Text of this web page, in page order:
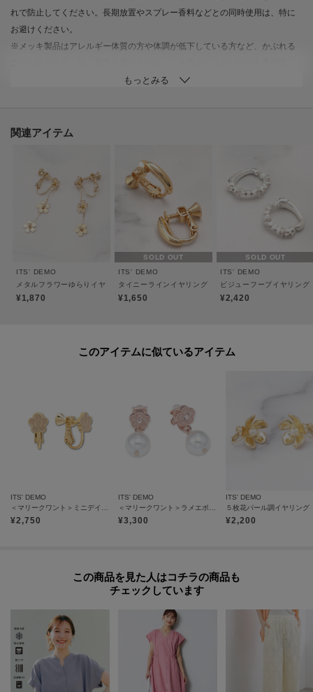
れで防止してください。長期放置やスプレー香料などとの同時使用は、特に
お避けください。
※メッキ製品はアレルギー体質の方や体調が低下している方など、かぶれる
切にご使用いただける様お願い申し上げます。
※照明の関係により、実際よりも色味が違って見える場合があります。ま
た、パソコン・スマートフォンなどの環境により、若干製品と画像のカラー
が異なる場合もございます。
関連アイテム
ITS' DEMO
メタルフラワーゆらりイヤリング
¥1,870
SOLD OUT
ITS' DEMO
タイニーラインイヤリング
¥1,650
SOLD OUT
ITS' DEMO
ビジューフープイヤリング
¥2,420
このアイテムに似ているアイテム
ITS' DEMO
¥2,750
ITS' DEMO
¥3,300
ITS' DEMO
５枚花パール調イヤリング
¥2,200
この商品を見た人はコチラの商品も
チェックしています